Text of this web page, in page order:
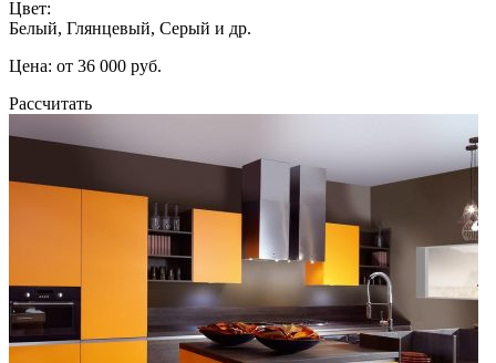
Цвет:
Белый, Глянцевый, Серый и др.
Цена: от 36 000 руб.
Рассчитать